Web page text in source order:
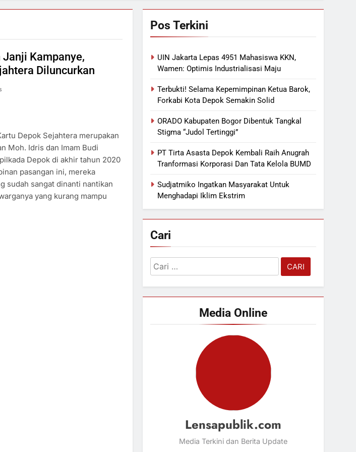
Kampanye,
Diluncurkan
Depok Sejahtera merupakan
Moh. Idris dan Imam Budi
Depok di akhir tahun 2020
pasangan ini, mereka
sudah sangat dinanti nantikan
yang kurang mampu
Pos Terkini
UIN Jakarta Lepas 4951 Mahasiswa KKN,
Wamen: Optimis Industrialisasi Maju
Terbukti! Selama Kepemimpinan Ketua Barok,
Forkabi Kota Depok Semakin Solid
ORADO Kabupaten Bogor Dibentuk Tangkal
Stigma “Judol Tertinggi”
PT Tirta Asasta Depok Kembali Raih Anugrah
Tranformasi Korporasi Dan Tata Kelola BUMD
Sudjatmiko Ingatkan Masyarakat Untuk
Menghadapi Iklim Ekstrim
Cari
Cari
untuk:
Media Online
Lensapublik.com
Media Terkini dan Berita Update